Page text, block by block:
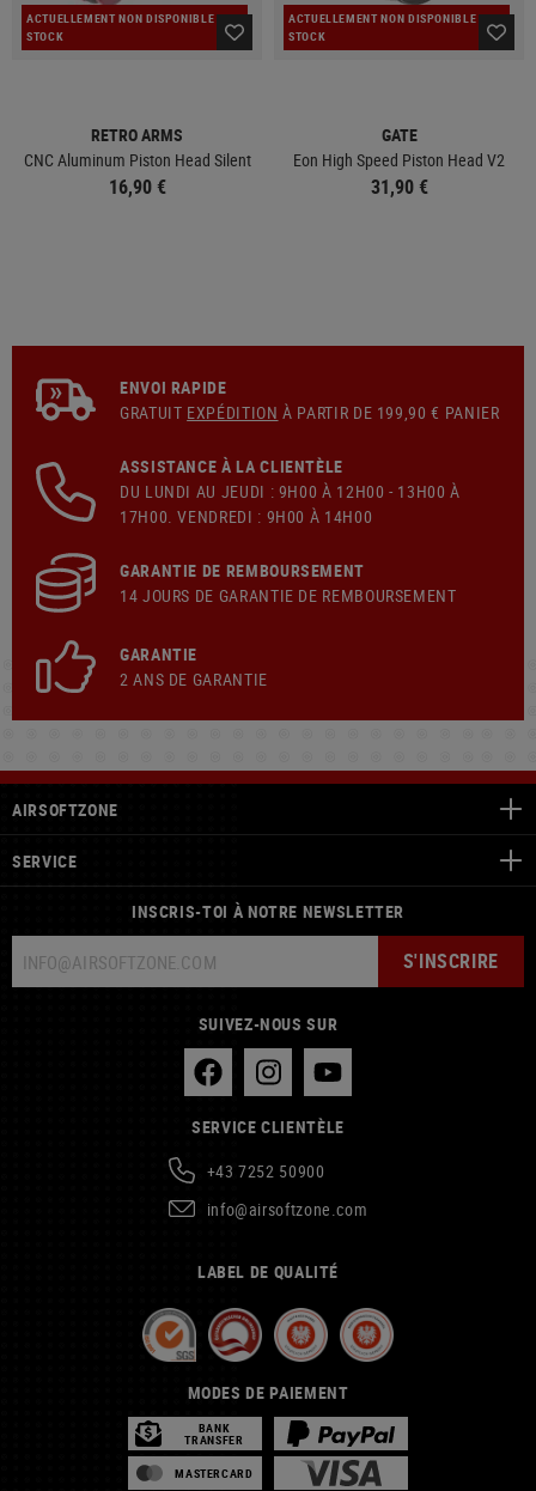
ACTUELLEMENT NON DISPONIBLE EN
STOCK
RETRO ARMS
CNC Aluminum Piston Head Silent
16,90 €
ACTUELLEMENT NON DISPONIBLE EN
STOCK
GATE
Eon High Speed Piston Head V2
31,90 €
ENVOI RAPIDE
GRATUIT EXPÉDITION À PARTIR DE 199,90 € PANIER
ASSISTANCE À LA CLIENTÈLE
DU LUNDI AU JEUDI : 9H00 À 12H00 - 13H00 À
17H00. VENDREDI : 9H00 À 14H00
GARANTIE DE REMBOURSEMENT
14 JOURS DE GARANTIE DE REMBOURSEMENT
GARANTIE
2 ANS DE GARANTIE
AIRSOFTZONE
SERVICE
INSCRIS-TOI À NOTRE NEWSLETTER
S'INSCRIRE
SUIVEZ-NOUS SUR
SERVICE CLIENTÈLE
+43 7252 50900
info@airsoftzone.com
LABEL DE QUALITÉ
MODES DE PAIEMENT
BANK
TRANSFER
MASTERCARD